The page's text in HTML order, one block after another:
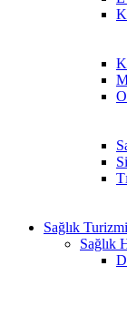
Sağlık Turizmi
Sağlık